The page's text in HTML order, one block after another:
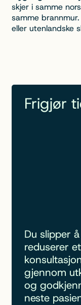
skjer i samme
samme
eller utenlandske
Frigjør
Du slipper
reduserer
gjennom
og
neste